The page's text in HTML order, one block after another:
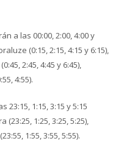
a las 00:00, 2:00, 4:00 y
(0:15, 2:15, 4:15 y 6:15),
2:45, 4:45 y 6:45),
4:55).
1:15, 3:15 y 5:15
1:25, 3:25, 5:25),
1:55, 3:55, 5:55).